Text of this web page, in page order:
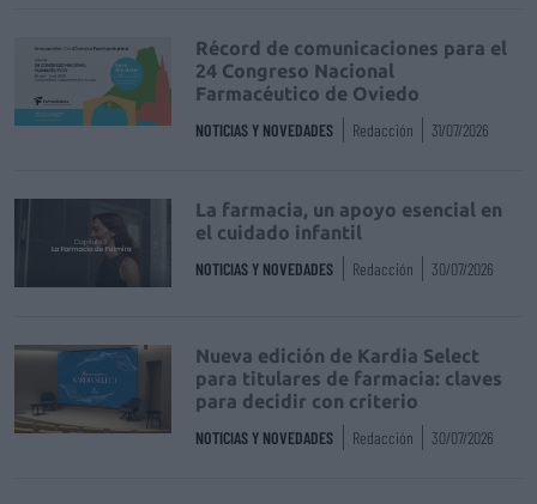
Récord de comunicaciones para el
24 Congreso Nacional
Farmacéutico de Oviedo
NOTICIAS Y NOVEDADES Redacción 31/07/2026
La farmacia, un apoyo esencial en
el cuidado infantil
NOTICIAS Y NOVEDADES Redacción 30/07/2026
Nueva edición de Kardia Select
para titulares de farmacia: claves
para decidir con criterio
NOTICIAS Y NOVEDADES Redacción 30/07/2026